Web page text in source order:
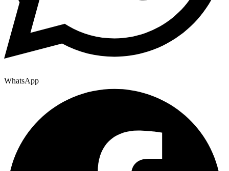
WhatsApp